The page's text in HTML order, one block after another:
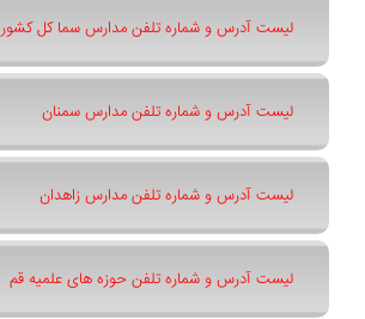
لیست آدرس و شماره تلفن مدارس سما کل کشور
لیست آدرس و شماره تلفن مدارس سمنان
لیست آدرس و شماره تلفن مدارس زاهدان
لیست آدرس و شماره تلفن حوزه های علمیه قم